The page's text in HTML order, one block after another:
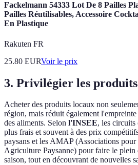
Fackelmann 54333 Lot De 8 Pailles
Pailles Réutilisables, Accessoire
En Plastique
Rakuten FR
25.80 EURVoir le prix
3. Privilégier les
Acheter des produits locaux non
région, mais réduit également
des aliments. Selon l'INSEE, les
plus frais et souvent à des prix
paysans et les AMAP (Associations
Agriculture Paysanne) pour faire le plein
saison, tout en découvrant de nouvelles